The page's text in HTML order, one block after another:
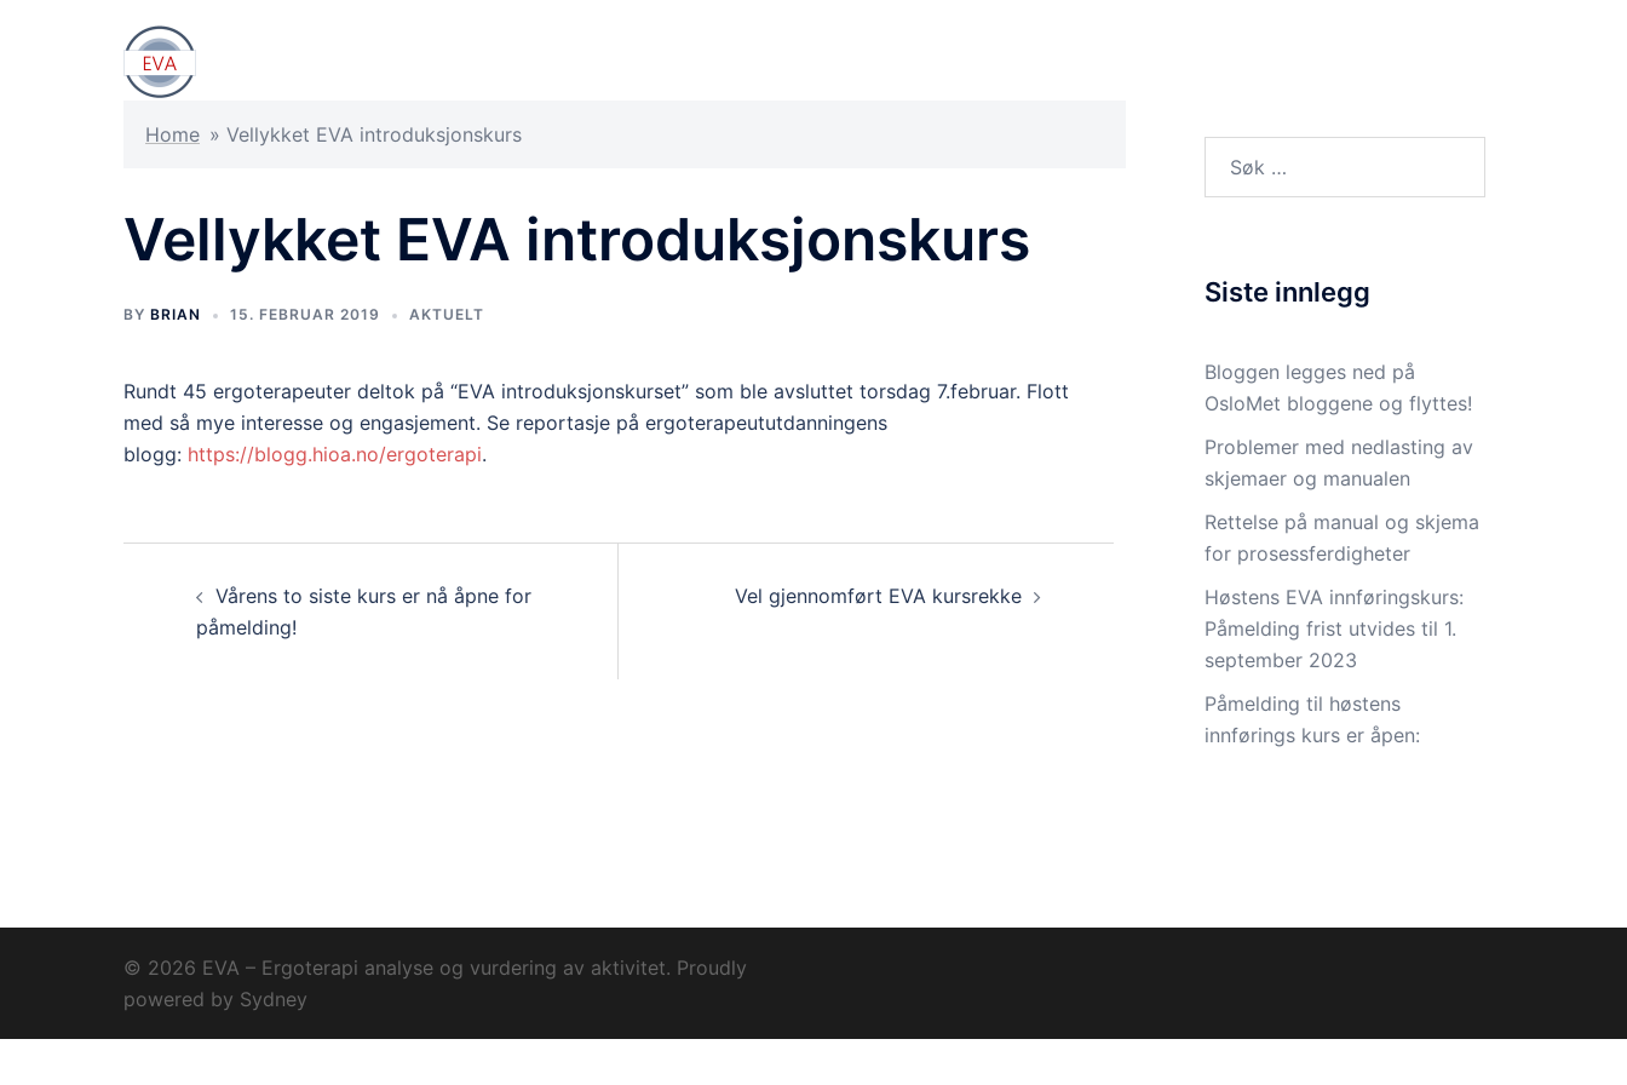
Home » Vellykket EVA introduksjonskurs
Vellykket EVA introduksjonskurs
BY BRIAN 15. FEBRUAR 2019 AKTUELT
Rundt 45 ergoterapeuter deltok på “EVA introduksjonskurset” som ble avsluttet torsdag 7.februar. Flott
med så mye interesse og engasjement. Se reportasje på ergoterapeututdanningens
blogg: https://blogg.hioa.no/ergoterapi.
Innleggsnavigasjon
Vårens to siste kurs er nå åpne for
påmelding!
Vel gjennomført EVA kursrekke
Siste innlegg
Bloggen legges ned på
OsloMet bloggene og flyttes!
Problemer med nedlasting av
skjemaer og manualen
Rettelse på manual og skjema
for prosessferdigheter
Høstens EVA innføringskurs:
Påmelding frist utvides til 1.
september 2023
Påmelding til høstens
innførings kurs er åpen:
© 2026 EVA – Ergoterapi analyse og vurdering av aktivitet. Proudly
powered by Sydney